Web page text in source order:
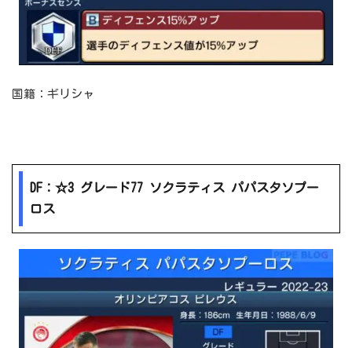
国籍：ギリシャ
DF：☆3 グレード77 ソクラティス パパスタソプー
ロス